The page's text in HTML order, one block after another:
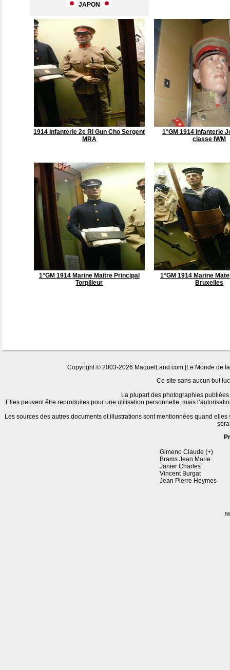
JAPON
1914 Infanterie 2e RI Gun Cho Sergent
MRA
1°GM 1914 Infanterie
classe IWM
1°GM 1914 Marine Maitre Principal
Torpilleur
1°GM 1914 Marine
Bruxelles
Copyright © 2003-2026 MaquetLand.com [Le Monde de
Ce site sans aucun but
La plupart des photographies
Elles peuvent être reproduites pour une utilisation personnelle, mais
Les sources des autres documents et illustrations sont mentionnées quand
Gimeno Claude (+)
Brams Jean Marie
Janier Charles
Vincent Burgat
Jean Pierre Heymes